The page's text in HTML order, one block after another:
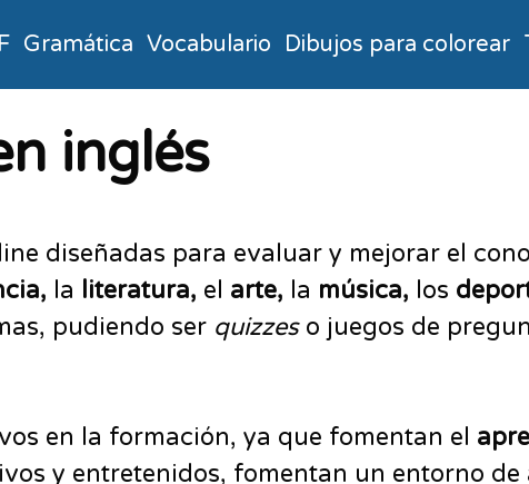
Gramática Vocabulario Dibujos para colorear
inglés
diseñadas para evaluar y mejorar el
la literatura, el arte, la música, los
pudiendo ser quizzeso juegos de
en la formación, ya que fomentan el
y entretenidos, fomentan un entorno de